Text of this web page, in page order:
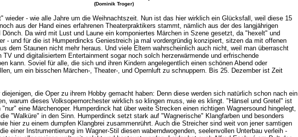
(Dominik Troger)
wieder - wie alle Jahre um die Weihnachtszeit. Nun ist das hier wirklich ein Glücksfall, weil diese 15
aus der Hand eines erfahrenen Theaterpraktikers stammt, nämlich aus der des langjährigen
Dönch. Da wird mit Lust und Laune ein komponiertes Märchen in Szene gesetzt, da "hexelt" und
- und für die ist Humperdincks Geniestreich ja mal vordergründig konzipiert, sitzen da mit offenen
dem Staunen nicht mehr heraus. Und viele Eltern wahrscheinlich auch nicht, weil man überrascht
und digitalisiertem Entertainment sogar noch solch herzerwärmende und erfrischende
kann. Soviel für alle, die sich und ihren Kindern angelegentlich einen schönen Abend oder
um ein bisschen Märchen-, Theater-, und Opernluft zu schnuppern. Bis 25. Dezember ist Zeit
die Oper zu ihrem Hobby gemacht haben: Denn diese werden sich natürlich schon nach ein
warum dieses Volksopernorchester wirklich so klingen muss, wie es klingt. "Hänsel und Gretel" ist
eine Märchenoper. Humperdinck hat über weite Strecken einen richtigen Wagnersound hingelegt,
"Walküre" in den Sinn. Humperdinck setzt stark auf "Wagnerische" Klangfarben und besonders
hier zu einem dumpfen Klangbrei zusammenrührt. Auch die Streicher sind weit von jener samtigen
einer Instrumentierung im Wagner-Stil diesen waberndwogenden, seelenvollen Unterbau verleih -